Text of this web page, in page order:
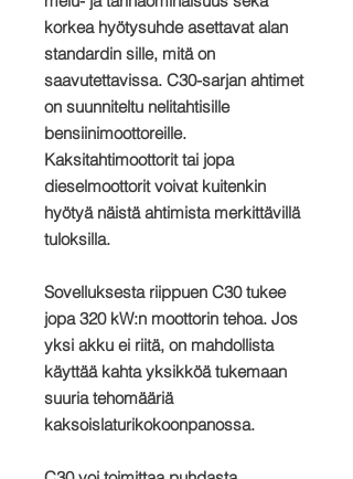
korkea hyötysuhde asettavat alan
standardin sille, mitä on
saavutettavissa. C30-sarjan ahtimet
on suunniteltu nelitahtisille
bensiinimoottoreille.
Kaksitahtimoottorit tai jopa
dieselmoottorit voivat kuitenkin
hyötyä näistä ahtimista merkittävillä
tuloksilla.
Sovelluksesta riippuen C30 tukee
jopa 320 kW:n moottorin tehoa. Jos
yksi akku ei riitä, on mahdollista
käyttää kahta yksikköä tukemaan
suuria tehomääriä
kaksoislaturikokoonpanossa.